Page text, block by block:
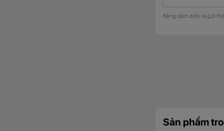
Bằng cách điền và gửi
Sản phẩm